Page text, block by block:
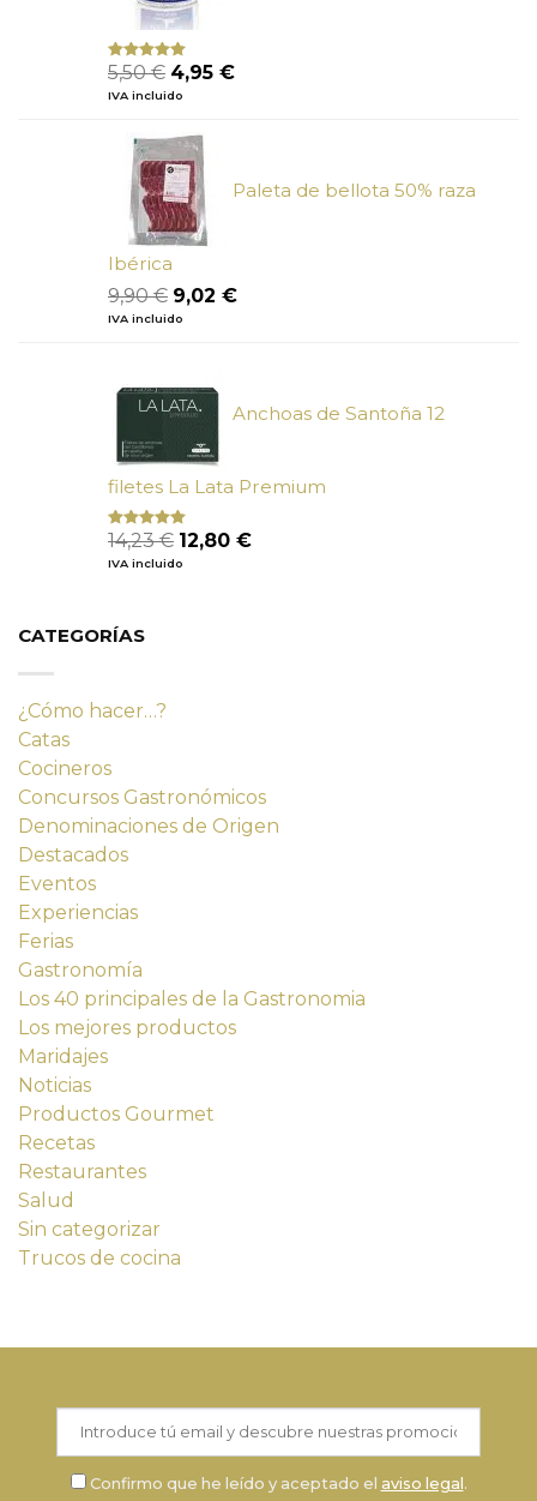
Valorado
con
de
5
5,50€ El
precio
era:
5,50 €.
4,95 €El
IVA incluido
Paleta de bellota 50% raza
Ibérica
9,90€ El
precio
9,02 €El
IVA incluido
Anchoas de Santoña 12
filetes La Lata Premium
Valorado
con
de 5
14,23€ El
precio
12,80 €El
IVA incluido
CATEGORÍAS
¿Cómo hacer…?
Catas
Cocineros
Concursos Gastronómicos
Denominaciones de Origen
Destacados
Eventos
Experiencias
Ferias
Gastronomía
Los 40 principales de la Gastronomia
Los mejores productos
Maridajes
Noticias
Productos Gourmet
Recetas
Restaurantes
Salud
Sin categorizar
Trucos de cocina
Confirmo que he leído y aceptado el aviso legal.